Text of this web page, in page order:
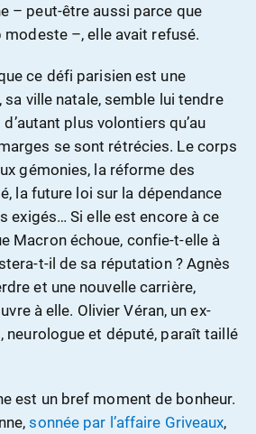
– peut-être aussi parce que
modeste –, elle avait refusé.
ce défi parisien est une
sa ville natale, semble lui tendre
plus volontiers qu’au
se sont rétrécies. Le corps
gémonies, la réforme des
la future loi sur la dépendance
exigés… Si elle est encore à ce
Macron échoue, confie-t-elle à
t-il de sa réputation ? Agnès
et une nouvelle carrière,
à elle. Olivier Véran, un ex-
neurologue et député, paraît taillé
est un bref moment de bonheur.
sonnée par l’affaire Griveaux,